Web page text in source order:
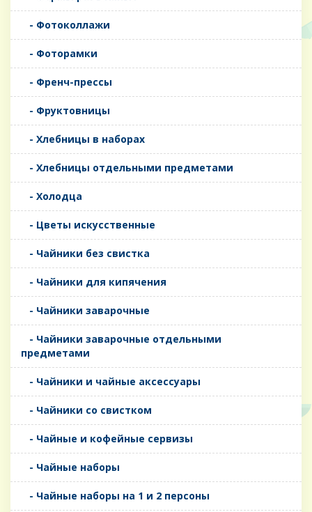
- Фотоколлажи
- Фоторамки
- Френч-прессы
- Фруктовницы
- Хлебницы в наборах
- Хлебницы отдельными предметами
- Холодца
- Цветы искусственные
- Чайники без свистка
- Чайники для кипячения
- Чайники заварочные
- Чайники заварочные отдельными
предметами
- Чайники и чайные аксессуары
- Чайники со свистком
- Чайные и кофейные сервизы
- Чайные наборы
- Чайные наборы на 1 и 2 персоны